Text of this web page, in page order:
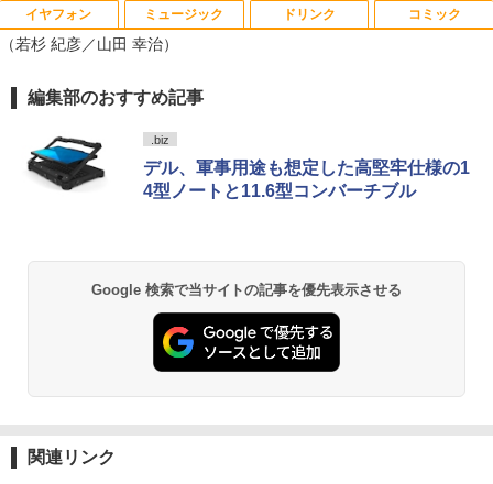
ンチ オーシャングリーン EP2-30766 [C
opilot+ PC /13.0型 /Windows11 Home /
可能]
￥29,800
イヤフォン
Anker Soundcore P40i オフホワイト
￥7,990
Anker Soundcore Liberty 5 ミッドナイトブ
ミュージック
BRUCE WAYNE feat. Flo Milli, ATL Jacob
[Explicit]
￥250
On My Road (Stadium ver.)
ドリンク
【Amazon.co.jp限定】 い・ろ・は・す 2L P
ET ラベルレス ×8本
ウォーター ペットボトル 静岡県産 500ミリリ
ットル (Smart Basic)
￥1,380
コミック
薬屋のひとりごと 17巻 (デジタル版ビッグガ
ンガンコミックス)
￥832
ONE PIECE モノクロ版 115 (ジャンプコミッ
（若杉 紀彦／山田 幸治）
編集部のおすすめ記事
.biz
デル、軍事用途も想定した高堅牢仕様の1
4型ノートと11.6型コンバーチブル
Google 検索で当サイトの記事を優先表示させる
関連リンク